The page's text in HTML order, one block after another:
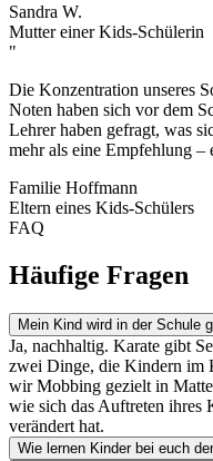
Sandra W.
Mutter einer Kids-Schülerin
"
Die Konzentration unseres
Noten haben sich vor dem
Lehrer haben gefragt, was
mehr als eine Empfehlung –
Familie Hoffmann
Eltern eines Kids-Schülers
FAQ
Häufige Fragen
Mein Kind wird in der Schule
Ja, nachhaltig. Karate gibt
zwei Dinge, die Kindern im
wir Mobbing gezielt in
wie sich das Auftreten ihres
verändert hat.
Wie lernen Kinder bei euch